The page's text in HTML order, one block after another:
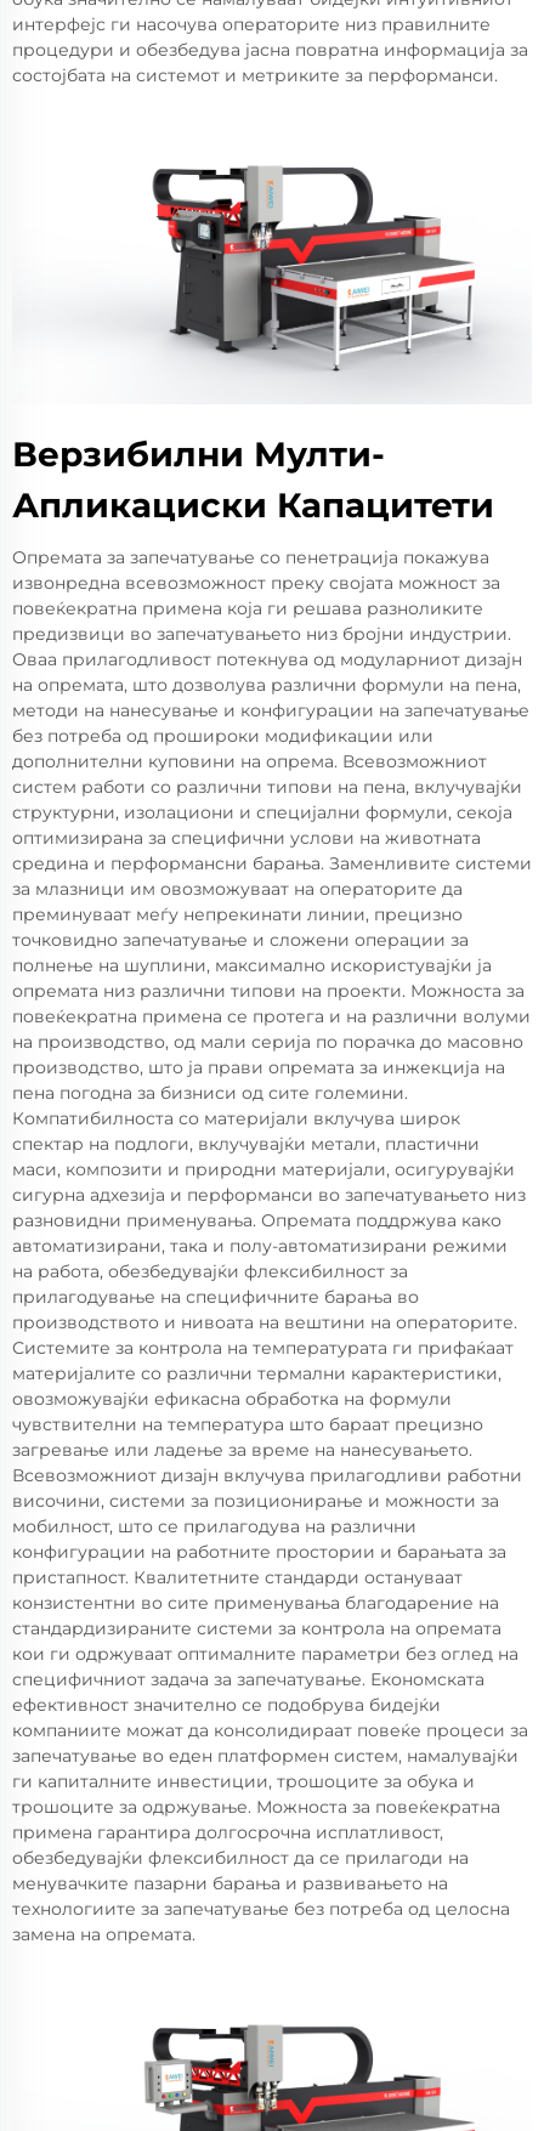
интерфејс ги насочува операторите низ правилните
процедури и обезбедува јасна повратна информација за
состојбата на системот и метриките за перформанси.
Верзибилни Мулти-
Апликациски Капацитети
Опремата за запечатување со пенетрација покажува
извонредна всевозможност преку својата можност за
повеќекратна примена која ги решава разноликите
предизвици во запечатувањето низ бројни индустрии.
Оваа прилагодливост потекнува од модуларниот дизајн
на опремата, што дозволува различни формули на пена,
методи на нанесување и конфигурации на запечатување
без потреба од прошироки модификации или
дополнителни куповини на опрема. Всевозможниот
систем работи со различни типови на пена, вклучувајќи
структурни, изолациони и специјални формули, секоја
оптимизирана за специфични услови на животната
средина и перформансни барања. Заменливите системи
за млазници им овозможуваат на операторите да
преминуваат меѓу непрекинати линии, прецизно
точковидно запечатување и сложени операции за
полнење на шуплини, максимално искористувајќи ја
опремата низ различни типови на проекти. Можноста за
повеќекратна примена се протега и на различни волуми
на производство, од мали серија по порачка до масовно
производство, што ја прави опремата за инжекција на
пена погодна за бизниси од сите големини.
Компатибилноста со материјали вклучува широк
спектар на подлоги, вклучувајќи метали, пластични
маси, композити и природни материјали, осигурувајќи
сигурна адхезија и перформанси во запечатувањето низ
разновидни применувања. Опремата поддржува како
автоматизирани, така и полу-автоматизирани режими
на работа, обезбедувајќи флексибилност за
прилагодување на специфичните барања во
производството и нивоата на вештини на операторите.
Системите за контрола на температурата ги прифаќаат
материјалите со различни термални карактеристики,
овозможувајќи ефикасна обработка на формули
чувствителни на температура што бараат прецизно
загревање или ладење за време на нанесувањето.
Всевозможниот дизајн вклучува прилагодливи работни
височини, системи за позиционирање и можности за
мобилност, што се прилагодува на различни
конфигурации на работните простории и барањата за
пристапност. Квалитетните стандарди остануваат
конзистентни во сите применувања благодарение на
стандардизираните системи за контрола на опремата
кои ги одржуваат оптималните параметри без оглед на
специфичниот задача за запечатување. Економската
ефективност значително се подобрува бидејќи
компаниите можат да консолидираат повеќе процеси за
запечатување во еден платформен систем, намалувајќи
ги капиталните инвестиции, трошоците за обука и
трошоците за одржување. Можноста за повеќекратна
примена гарантира долгосрочна исплатливост,
обезбедувајќи флексибилност да се прилагоди на
менувачките пазарни барања и развивањето на
технологиите за запечатување без потреба од целосна
замена на опремата.